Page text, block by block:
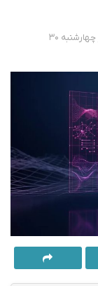
سه‌شنبه 29 اردیبهشت 1405 - 14:00 - به‌روزشده در چهارشنبه 30